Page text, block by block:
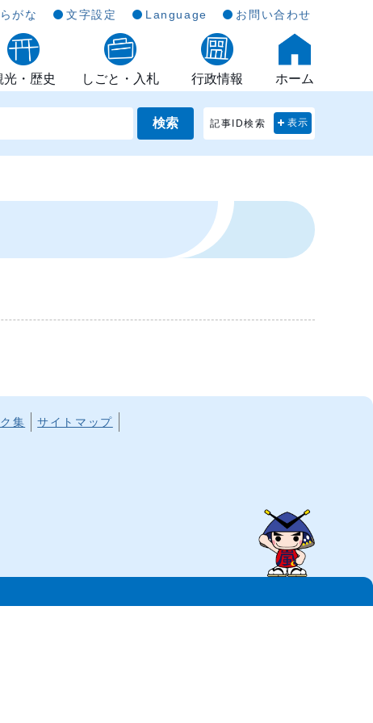
がな 文字設定 Language お問い合わせ
光・歴史 しごと・入札 行政情報 ホーム
検索 記事ID検索 表示
集 サイトマップ